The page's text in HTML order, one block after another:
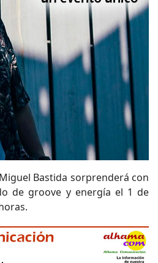
Bastida sorprenderá con
de groove y energía el 1 de